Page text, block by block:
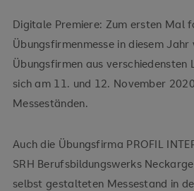
Digitale Premiere: Zum ersten Mal
Übungsfirmenmesse in diesem
Übungsfirmen aus
sich am 11. und 12. November
Messeständen.
Auch die Übungsfirma PROFIL
SRH Berufsbildungswerks
selbst gestalteten Messestand in